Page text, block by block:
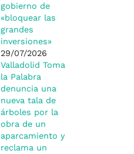
gobierno de
«bloquear las
grandes
inversiones»
29/07/2026
Valladolid Toma
la Palabra
denuncia una
nueva tala de
árboles por la
obra de un
aparcamiento y
reclama un